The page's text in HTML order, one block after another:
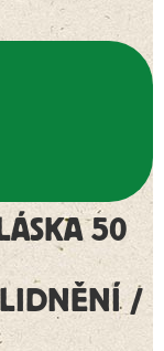
50
/